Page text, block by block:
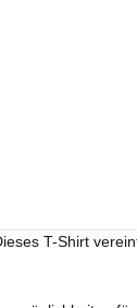
T-Shirt